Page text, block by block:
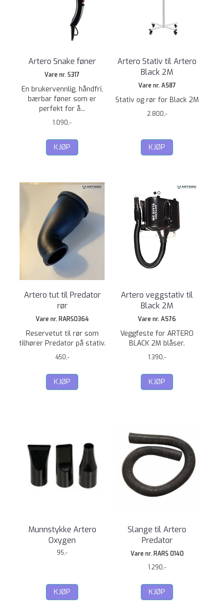
Artero Snake føner
Vare nr. S317
En brukervennlig, håndfri,
bærbar føner som er
perfekt for å...
1.090,-
KJØP
Artero Stativ til Artero
Black 2M
Vare nr. A587
Stativ og rør for Black 2M
2.800,-
KJØP
Artero tut til Predator
rør
Vare nr. RARS0364
Reservetut til rør som
tilhører Predator på stativ.
450,-
KJØP
Artero veggstativ til
Black 2M
Vare nr. A576
Veggfeste for ARTERO
BLACK 2M blåser.
1.390,-
KJØP
Munnstykke Artero
Oxygen
95,-
KJØP
Slange til Artero
Predator
Vare nr. RARS 0140
1.290,-
KJØP